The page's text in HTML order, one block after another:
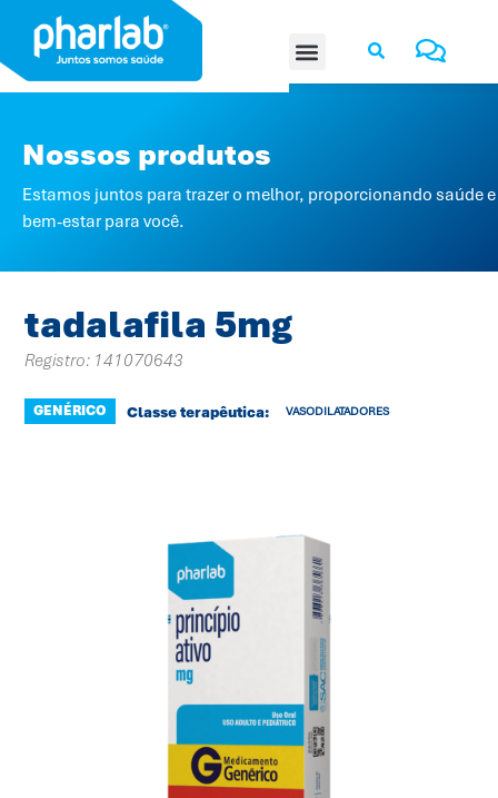
Nossos produtos
Estamos juntos para trazer o melhor, proporcionando saúde e
bem-estar para você.
tadalafila 5mg
Registro: 141070643
GENÉRICO Classe terapêutica: VASODILATADORES